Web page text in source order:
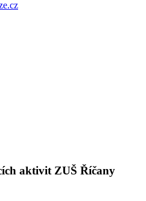
aktivit ZUŠ Říčany